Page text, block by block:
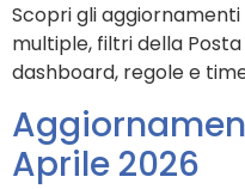
Scopri gli aggiornamenti
multiple, filtri della
dashboard, regole e
Aprile 2026